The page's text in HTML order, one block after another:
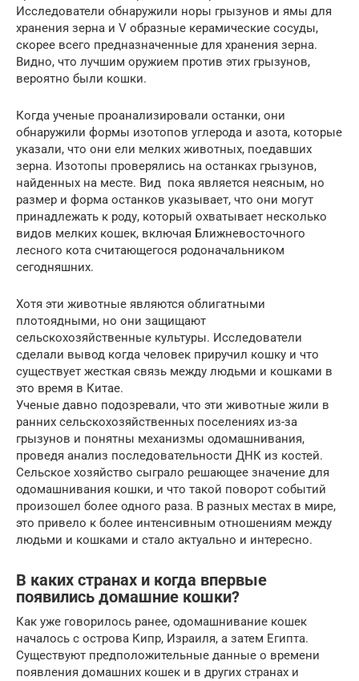
Исследователи обнаружили норы грызунов и ямы для
хранения зерна и V образные керамические сосуды,
скорее всего предназначенные для хранения зерна.
Видно, что лучшим оружием против этих грызунов,
вероятно были кошки.
Когда ученые проанализировали останки, они
обнаружили формы изотопов углерода и азота, которые
указали, что они ели мелких животных, поедавших
зерна. Изотопы проверялись на останках грызунов,
найденных на месте. Вид пока является неясным, но
размер и форма останков указывает, что они могут
принадлежать к роду, который охватывает несколько
видов мелких кошек, включая Ближневосточного
лесного кота считающегося родоначальником
сегодняшних.
Хотя эти животные являются облигатными
плотоядными, но они защищают
сельскохозяйственные культуры. Исследователи
сделали вывод когда человек приручил кошку и что
существует жесткая связь между людьми и кошками в
это время в Китае.
Ученые давно подозревали, что эти животные жили в
ранних сельскохозяйственных поселениях из-за
грызунов и понятны механизмы одомашнивания,
проведя анализ последовательности ДНК из костей.
Сельское хозяйство сыграло решающее значение для
одомашнивания кошки, и что такой поворот событий
произошел более одного раза. В разных местах в мире,
это привело к более интенсивным отношениям между
людьми и кошками и стало актуально и интересно.
В каких странах и когда впервые
появились домашние кошки?
Как уже говорилось ранее, одомашнивание кошек
началось с острова Кипр, Израиля, а затем Египта.
Существуют предположительные данные о времени
появления домашних кошек и в других странах и